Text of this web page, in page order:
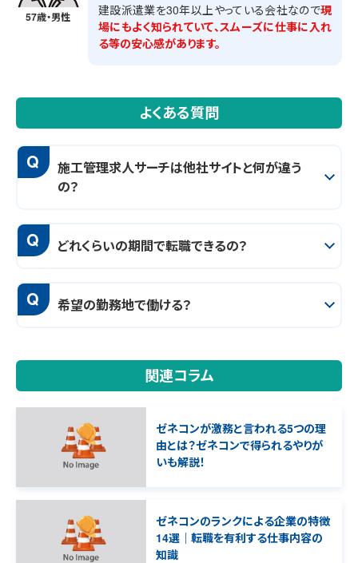
57歳・男性 建設派遣業を30年以上やっている会社なので現
場にもよく知られていて、スムーズに仕事に入れ
る等の安心感があります。
よくある質問
Q
施工管理求人サーチは他社サイトと何が違う
の？
Q どれくらいの期間で転職できるの？
Q 希望の勤務地で働ける？
関連コラム
ゼネコンが激務と言われる5つの理
由とは？ゼネコンで得られるやりが
いも解説！
ゼネコンのランクによる企業の特徴
14選｜転職を有利する仕事内容の
知識